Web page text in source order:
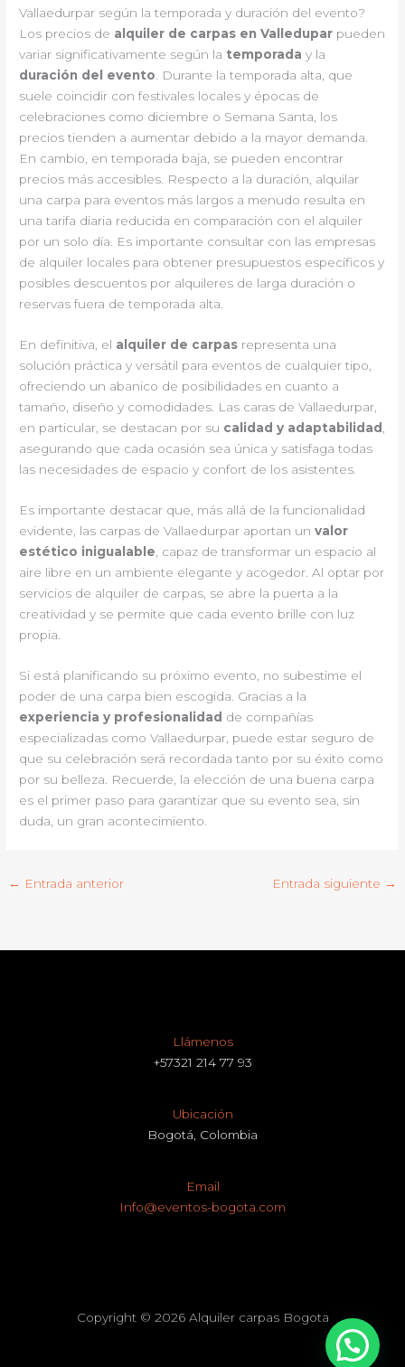
Vallaedurpar según la temporada y duración del evento?
Los precios de alquiler de carpas en Valledupar pueden
variar significativamente según la temporada y la
duración del evento . Durante la temporada alta, que
suele coincidir con festivales locales y épocas de
celebraciones como diciembre o Semana Santa, los
precios tienden a aumentar debido a la mayor demanda.
En cambio, en temporada baja, se pueden encontrar
precios más accesibles. Respecto a la duración, alquilar
una carpa para eventos más largos a menudo resulta en
una tarifa diaria reducida en comparación con el alquiler
por un solo día. Es importante consultar con las empresas
de alquiler locales para obtener presupuestos específicos y
posibles descuentos por alquileres de larga duración o
reservas fuera de temporada alta.
En definitiva, el alquiler de carpas representa una
solución práctica y versátil para eventos de cualquier tipo,
ofreciendo un abanico de posibilidades en cuanto a
tamaño, diseño y comodidades. Las caras de Vallaedurpar,
en particular, se destacan por su calidad y adaptabilidad
asegurando que cada ocasión sea única y satisfaga todas
las necesidades de espacio y confort de los asistentes.
Es importante destacar que, más allá de la funcionalidad
evidente, las carpas de Vallaedurpar aportan unvalor
estético inigualable , capaz de transformar un espacio al
aire libre en un ambiente elegante y acogedor. Al optar por
servicios de alquiler de carpas, se abre la puerta a la
creatividad y se permite que cada evento brille con luz
propia.
Si está planificando su próximo evento, no subestime el
poder de una carpa bien escogida. Gracias a la
experiencia y profesionalidad de compañías
especializadas como Vallaedurpar, puede estar seguro de
que su celebración será recordada tanto por su éxito como
por su belleza. Recuerde, la elección de una buena carpa
es el primer paso para garantizar que su evento sea, sin
duda, un gran acontecimiento.
← Entrada anterior Entrada siguiente →
Llámenos
+57321 214 77 93
Ubicación
Bogotá, Colombia
Email
Info@eventos-bogota.com
Copyright © 2026 Alquiler carpas Bogota